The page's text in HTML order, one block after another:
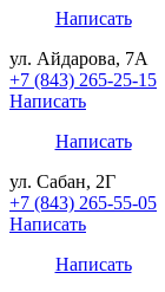
Написать
ул. Айдарова, 7А
+7 (843) 265-25-15
Написать
Написать
ул. Сабан, 2Г
+7 (843) 265-55-05
Написать
Написать